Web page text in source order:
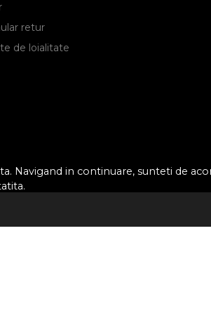
Navigand in continuare, sunteti de
retur
de loialitate